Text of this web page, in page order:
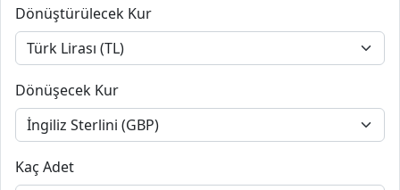
Dönüştürülecek Kur
Dönüşecek Kur
Kaç Adet